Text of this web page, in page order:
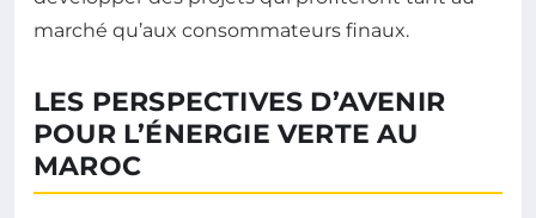
marché qu’aux consommateurs finaux.
LES PERSPECTIVES D’AVENIR
POUR L’ÉNERGIE VERTE AU
MAROC